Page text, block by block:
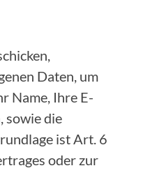
Daten, um
Name, Ihre E-
sowie die
ist Art. 6
oder zur